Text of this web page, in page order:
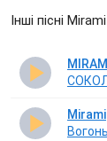
Інші пісні Mirami
MIRAMI
Mirami
Вогонь